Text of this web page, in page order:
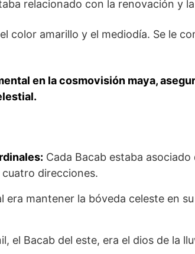
relacionado con la renovación y
color amarillo y el mediodía. Se le
en la cosmovisión maya,
Cada Bacab estaba
direcciones.
era mantener la bóveda celeste en
el Bacab del este, era el dios de la